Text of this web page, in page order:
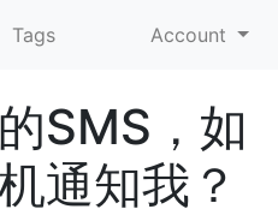
Tags Account
SMS，如
通知我？